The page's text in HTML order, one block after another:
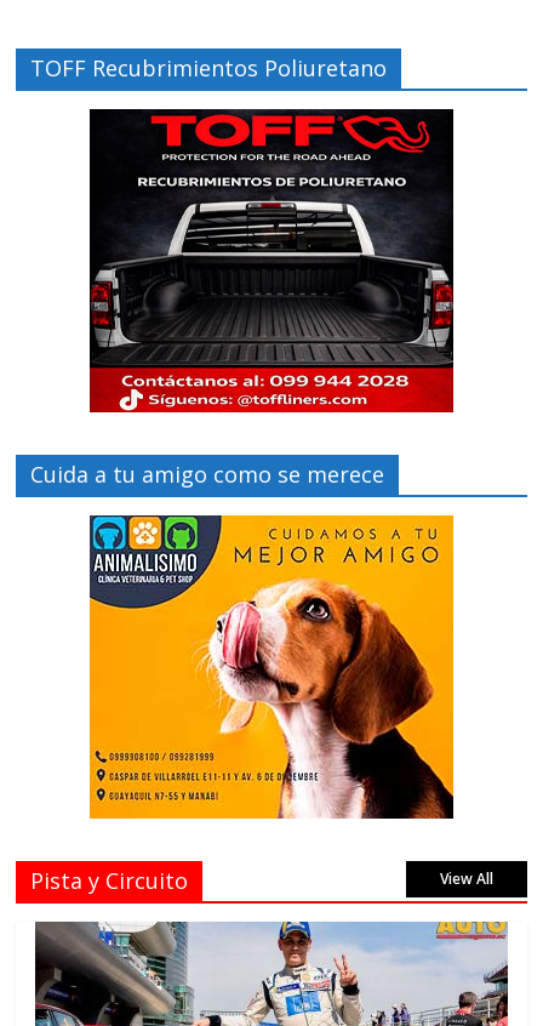
TOFF Recubrimientos Poliuretano
Cuida a tu amigo como se merece
Pista y Circuito View All